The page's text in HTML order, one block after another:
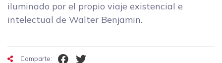
iluminado por el propio viaje existencial e
intelectual de Walter Benjamin.
Comparte: